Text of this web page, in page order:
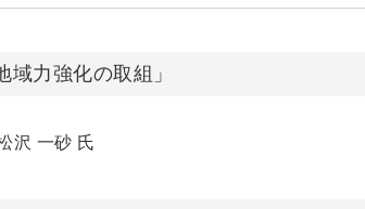
力強化の取組」
沢 一砂 氏